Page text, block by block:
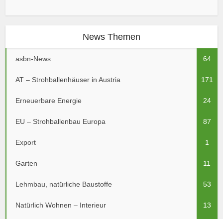
News Themen
asbn-News 64
AT – Strohballenhäuser in Austria 171
Erneuerbare Energie 24
EU – Strohballenbau Europa 87
Export 1
Garten 11
Lehmbau, natürliche Baustoffe 53
Natürlich Wohnen – Interieur 13